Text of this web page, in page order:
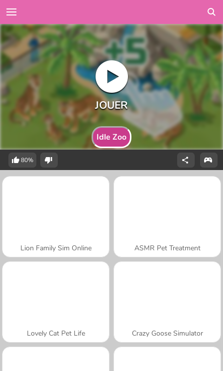
Idle Zoo
80%
Lion Family Sim Online ASMR Pet Treatment
Lovely Cat Pet Life Crazy Goose Simulator